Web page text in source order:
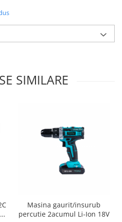
SIMILARE
Masina gaurit/insurub
percutie 2acumul Li-Ion 18V